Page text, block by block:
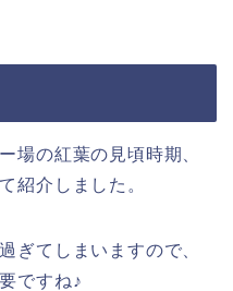
場の紅葉の見頃時期、
紹介しました。
ぎてしまいますので、
ですね♪